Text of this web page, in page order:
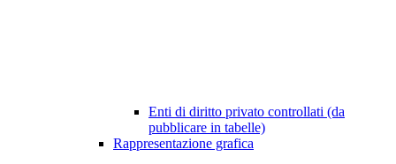
Enti di diritto privato controllati (da
pubblicare in tabelle)
Rappresentazione grafica